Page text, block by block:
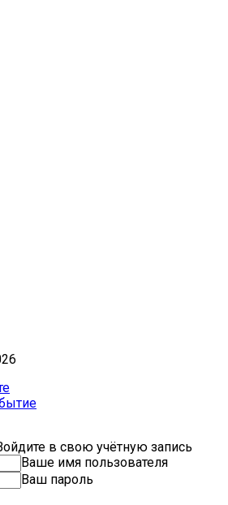
в свою учётную запись
Ваше имя пользователя
Ваш пароль